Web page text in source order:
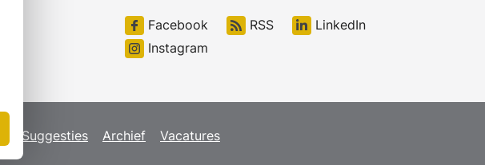
Facebook RSS
LinkedIn
Instagram
Suggesties Archief Vacatures